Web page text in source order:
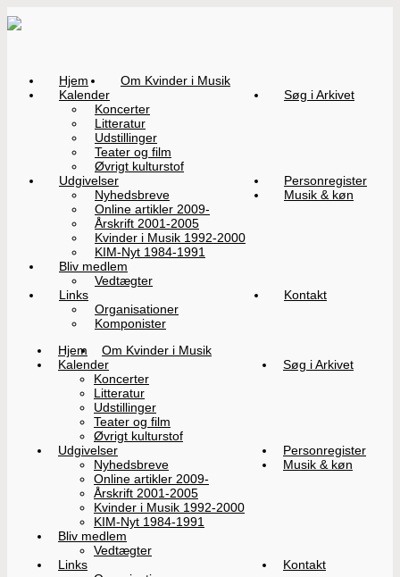
Hjem
Om Kvinder i Musik
Kalender
Koncerter
Litteratur
Udstillinger
Teater og film
Øvrigt kulturstof
Søg i Arkivet
Udgivelser
Nyhedsbreve
Online artikler 2009-
Årskrift 2001-2005
Kvinder i Musik 1992-2000
KIM-Nyt 1984-1991
Personregister
Musik & køn
Bliv medlem
Vedtægter
Links
Organisationer
Komponister
Kontakt
Hjem
Om Kvinder i Musik
Kalender
Koncerter
Litteratur
Udstillinger
Teater og film
Øvrigt kulturstof
Søg i Arkivet
Udgivelser
Nyhedsbreve
Online artikler 2009-
Årskrift 2001-2005
Kvinder i Musik 1992-2000
KIM-Nyt 1984-1991
Personregister
Musik & køn
Bliv medlem
Vedtægter
Links
Kontakt